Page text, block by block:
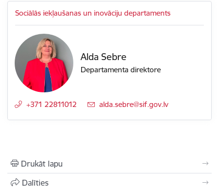
Sociālās iekļaušanas un inovāciju departaments
Alda Sebre
Departamenta direktore
+371 22811012 E-pasts:
alda.sebre@sif.gov.lv
Drukāt lapu
Dalīties